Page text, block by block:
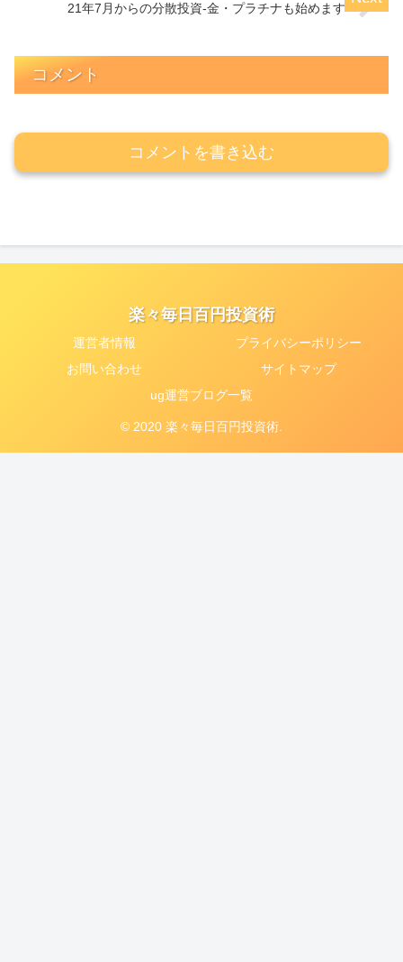
21年7月からの分散投資-金・プラチナも始めます
コメント
コメントを書き込む
楽々毎日百円投資術
運営者情報
プライバシーポリシー
お問い合わせ
サイトマップ
ug運営ブログ一覧
© 2020 楽々毎日百円投資術.